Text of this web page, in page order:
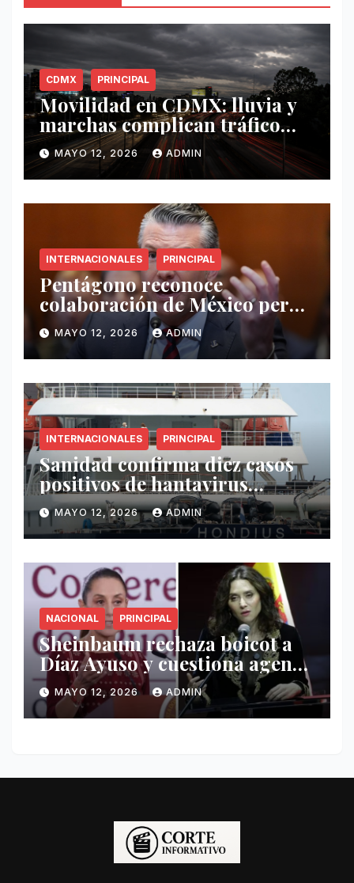
CDMX PRINCIPAL
Movilidad en CDMX: lluvia y
marchas complican tráfico
este 12 de mayo
MAYO 12, 2026 ADMIN
INTERNACIONALES PRINCIPAL
Pentágono reconoce
colaboración de México pero
exige mayor operatividad
antidrogas
MAYO 12, 2026 ADMIN
INTERNACIONALES PRINCIPAL
Sanidad confirma diez casos
positivos de hantavirus
vinculados al crucero MV
Hondius
MAYO 12, 2026 ADMIN
NACIONAL PRINCIPAL
Sheinbaum rechaza boicot a
Díaz Ayuso y cuestiona agenda
de funcionaria española
MAYO 12, 2026 ADMIN